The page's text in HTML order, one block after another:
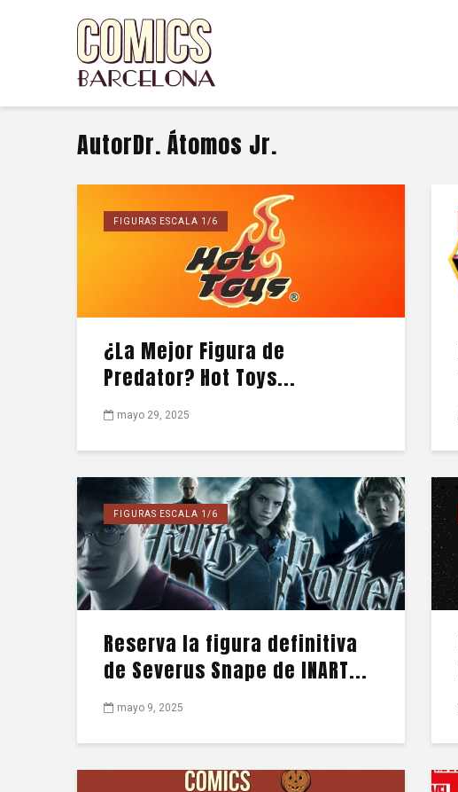
AutorDr. Átomos Jr.
FIGURAS ESCALA 1/6
¿La Mejor Figura de
Predator? Hot Toys...
mayo 29, 2025
FIGURAS ESCALA 1/6
Reserva la figura definitiva
de Severus Snape de INART...
mayo 9, 2025